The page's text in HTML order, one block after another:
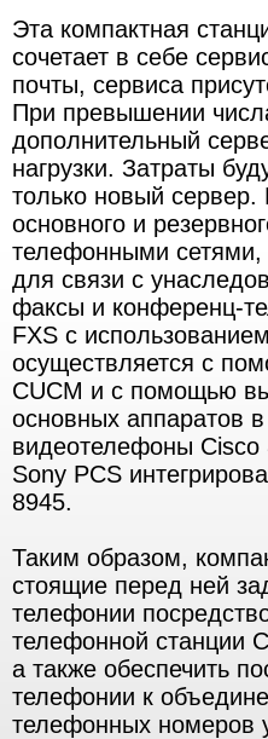
Эта компактная
сочетает в себе
почты, сервиса
При превышении
дополнительный
нагрузки. Затраты
только новый
основного и
телефонными сетями,
для связи с
факсы и конференц-
FXS с
осуществляется с
CUCM и с помощью
основных аппаратов
видеотелефоны
Sony PCS
8945.
Таким образом,
стоящие перед ней
телефонии
телефонной станции
а также обеспечить
телефонии к
телефонных номеров